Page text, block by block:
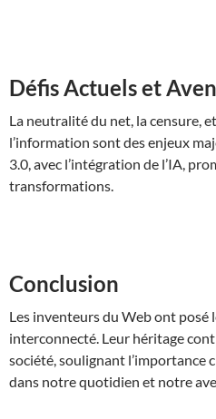
Défis Actuels et
La neutralité du net, la censure,
l’information sont des enjeux
3.0, avec l’intégration de l’IA,
transformations.
Conclusion
Les inventeurs du Web ont posé
interconnecté. Leur héritage
société, soulignant l’importance
dans notre quotidien et notre